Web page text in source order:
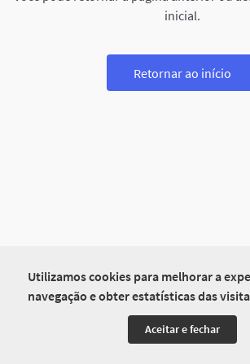
Utilizamos cookies para melhorar a
navegação e obter estatísticas das
Aceitar e fechar
inicial.
Retornar ao início